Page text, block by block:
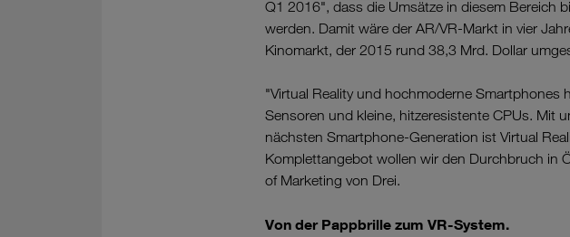
Q1 2016", dass die Umsätze in diesem Bereich
werden. Damit wäre der AR/VR-Markt in vier
Kinomarkt, der 2015 rund 38,3 Mrd. Dollar
"Virtual Reality und hochmoderne Smartphones
Sensoren und kleine, hitzeresistente CPUs. Mit
nächsten Smartphone-Generation ist Virtual
Komplettangebot wollen wir den Durchbruch in
of Marketing von Drei.
Von der Pappbrille zum VR-System.